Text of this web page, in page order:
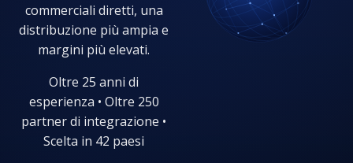
commerciali diretti, una
distribuzione più ampia e
margini più elevati.
Oltre 25 anni di
esperienza • Oltre 250
partner di integrazione •
Scelta in 42 paesi